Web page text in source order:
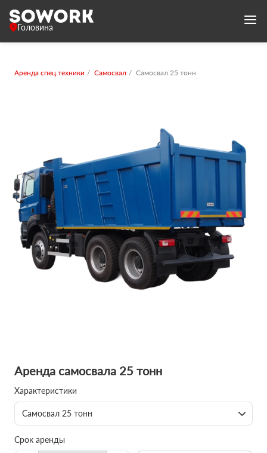
Головина
Аренда спец.техники Самосвал Самосвал 25 тонн
Аренда самосвала 25 тонн
Характеристики
Самосвал 25 тонн
Срок аренды